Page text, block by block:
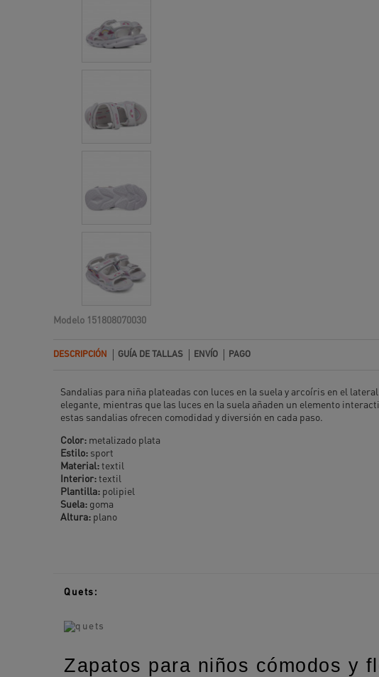
Modelo 151808070030
DESCRIPCIÓN GUÍA DE TALLAS ENVÍO PAGO
Sandalias para niña plateadas con luces en la suela y arcoíris en el
elegante, mientras que las luces en la suela añaden un elemento
estas sandalias ofrecen comodidad y diversión en cada paso.
Color: metalizado plata
Estilo: sport
Material:textil
Interior:textil
Plantilla: polipiel
Suela: goma
Altura: plano
Quets:
Zapatos para niños cómodos y